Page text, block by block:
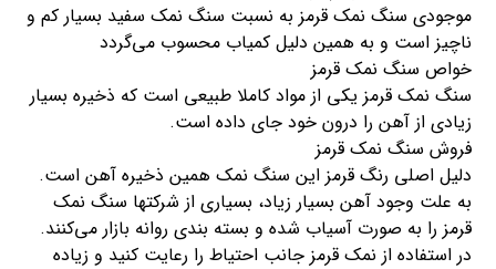
موجودی سنگ نمک قرمز به نسبت سنگ نمک سفید بسیار کم و
ناچیز است و به همین دلیل کمیاب محسوب می‌گردد
خواص سنگ نمک قرمز
سنگ نمک قرمز یکی از مواد کاملا طبیعی است که ذخیره بسیار
زیادی از آهن را درون خود جای داده است.
فروش سنگ نمک قرمز
دلیل اصلی رنگ قرمز این سنگ نمک همین ذخیره آهن است.
به علت وجود آهن بسیار زیاد، بسیاری از شرکتها سنگ نمک
قرمز را به صورت آسیاب شده و بسته بندی روانه بازار می‌کنند.
در استفاده از نمک قرمز جانب احتیاط را رعایت کنید و زیاده